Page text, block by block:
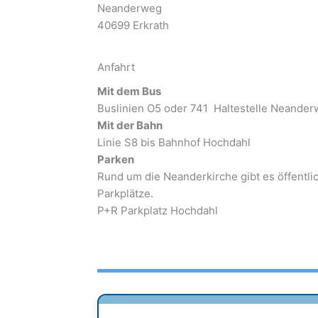
Neanderweg
40699 Erkrath
Anfahrt
Mit dem Bus
Buslinien O5 oder 741 Haltestelle
Mit der Bahn
Linie S8 bis Bahnhof Hochdahl
Parken
Rund um die Neanderkirche gibt es
Parkplätze.
P+R Parkplatz Hochdahl